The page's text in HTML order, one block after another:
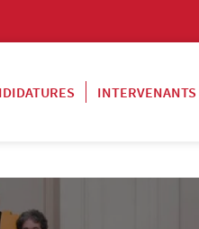
INTERVENANTS